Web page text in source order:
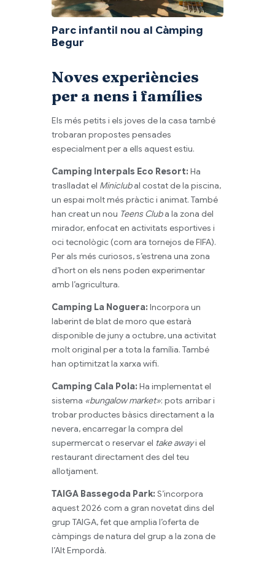
Parc infantil nou al Càmping
Begur
Noves experiències
per a nens i famílies
Els més petits i els joves de la casa també
trobaran propostes pensades
especialment per a ells aquest estiu.
Camping Interpals Eco Resort: Ha
traslladat el Miniclubal costat de la piscina,
un espai molt més pràctic i animat. També
han creat un nou Teens Cluba la zona del
mirador, enfocat en activitats esportives i
oci tecnològic (com ara tornejos de FIFA).
Per als més curiosos, s’estrena una zona
d’hort on els nens poden experimentar
amb l’agricultura.
Camping La Noguera: Incorpora un
laberint de blat de moro que estarà
disponible de juny a octubre, una activitat
molt original per a tota la família. També
han optimitzat la xarxa wifi.
Camping Cala Pola: Ha implementat el
sistema «bungalow market»: pots arribar i
trobar productes bàsics directament a la
nevera, encarregar la compra del
supermercat o reservar el take awayi el
restaurant directament des del teu
allotjament.
TAIGA Bassegoda Park: S’incorpora
aquest 2026 com a gran novetat dins del
grup TAIGA, fet que amplia l’oferta de
càmpings de natura del grup a la zona de
l’Alt Empordà.